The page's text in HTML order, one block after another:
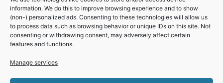
information. We do this to improve browsing experience and to show
(non-) personalized ads. Consenting to these technologies will allow us
to process data such as browsing behavior or unique IDs on this site. Not
consenting or withdrawing consent, may adversely affect certain
features and functions.
Manage services